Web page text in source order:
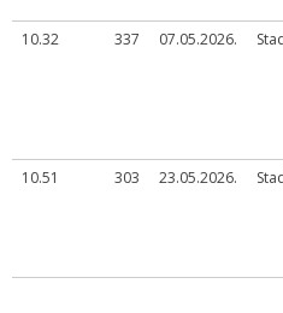
10.32 337 07.05.2026.
10.51 303 23.05.2026.